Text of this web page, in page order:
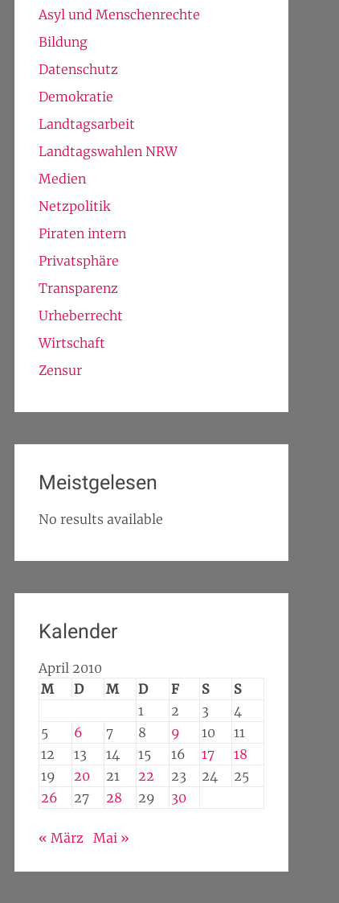
Asyl und Menschenrechte
Bildung
Datenschutz
Demokratie
Landtagsarbeit
Landtagswahlen NRW
Medien
Netzpolitik
Piraten intern
Privatsphäre
Transparenz
Urheberrecht
Wirtschaft
Zensur
Meistgelesen
No results available
Kalender
April 2010
M
D M D F S
S
1
2 3
4
5
6 7 8 9 10
11
12
13 14 15 16 17
18
19
20 21 22 23 24
25
26
27 28 29 30
« März Mai »